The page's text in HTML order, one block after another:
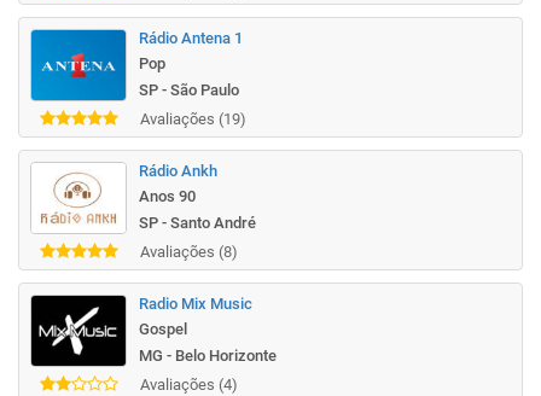
Rádio Antena 1
Pop
SP - São Paulo
Avaliações (19)
Rádio Ankh
Anos 90
SP - Santo André
Avaliações (8)
Radio Mix Music
Gospel
MG - Belo Horizonte
Avaliações (4)